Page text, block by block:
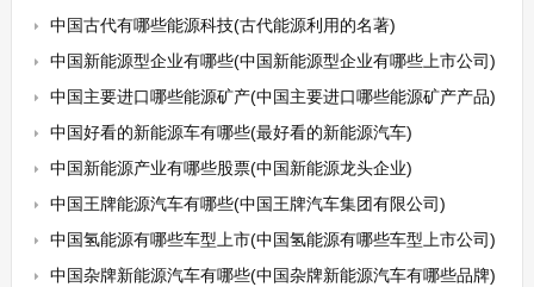
中国古代有哪些能源科技(古代能源利用的名著)
中国新能源型企业有哪些(中国新能源型企业有哪些上市公司)
中国主要进口哪些能源矿产(中国主要进口哪些能源矿产产品)
中国好看的新能源车有哪些(最好看的新能源汽车)
中国新能源产业有哪些股票(中国新能源龙头企业)
中国王牌能源汽车有哪些(中国王牌汽车集团有限公司)
中国氢能源有哪些车型上市(中国氢能源有哪些车型上市公司)
中国杂牌新能源汽车有哪些(中国杂牌新能源汽车有哪些品牌)